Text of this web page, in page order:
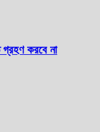
গ্রহণ করবে না